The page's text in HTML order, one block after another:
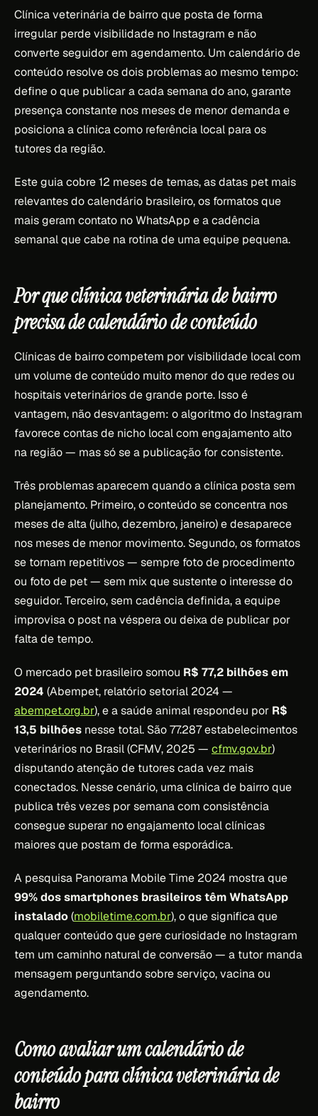
Clínica veterinária de bairro que posta de forma
irregular perde visibilidade no Instagram e não
converte seguidor em agendamento. Um calendário de
conteúdo resolve os dois problemas ao mesmo tempo:
define o que publicar a cada semana do ano, garante
presença constante nos meses de menor demanda e
posiciona a clínica como referência local para os
tutores da região.
Este guia cobre 12 meses de temas, as datas pet mais
relevantes do calendário brasileiro, os formatos que
mais geram contato no WhatsApp e a cadência
semanal que cabe na rotina de uma equipe pequena.
Por que clínica veterinária de bairro
precisa de calendário de conteúdo
Clínicas de bairro competem por visibilidade local com
um volume de conteúdo muito menor do que redes ou
hospitais veterinários de grande porte. Isso é
vantagem, não desvantagem: o algoritmo do Instagram
favorece contas de nicho local com engajamento alto
na região — mas só se a publicação for consistente.
Três problemas aparecem quando a clínica posta sem
planejamento. Primeiro, o conteúdo se concentra nos
meses de alta (julho, dezembro, janeiro) e desaparece
nos meses de menor movimento. Segundo, os formatos
se tornam repetitivos — sempre foto de procedimento
ou foto de pet — sem mix que sustente o interesse do
seguidor. Terceiro, sem cadência definida, a equipe
improvisa o post na véspera ou deixa de publicar por
falta de tempo.
O mercado pet brasileiro somou R$ 77,2 bilhões em
2024 (Abempet, relatório setorial 2024 —
abempet.org.br), e a saúde animal respondeu por R$
13,5 bilhões nesse total. São 77.287 estabelecimentos
veterinários no Brasil (CFMV, 2025 — cfmv.gov.br)
disputando atenção de tutores cada vez mais
conectados. Nesse cenário, uma clínica de bairro que
publica três vezes por semana com consistência
consegue superar no engajamento local clínicas
maiores que postam de forma esporádica.
A pesquisa Panorama Mobile Time 2024 mostra que
99% dos smartphones brasileiros têm WhatsApp
instalado(mobiletime.com.br), o que significa que
qualquer conteúdo que gere curiosidade no Instagram
tem um caminho natural de conversão — a tutor manda
mensagem perguntando sobre serviço, vacina ou
agendamento.
Como avaliar um calendário de
conteúdo para clínica veterinária de
bairro